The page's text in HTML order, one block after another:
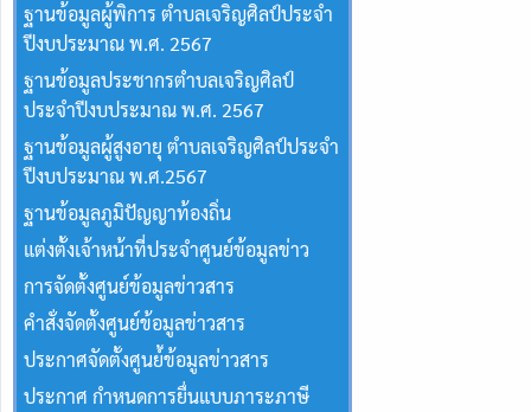
ฐานข้อมูลผู้พิการ ตำบลเจริญศิลป์ประจำ
ปีงบประมาณ พ.ศ. 2567
ฐานข้อมูลประชากรตำบลเจริญศิลป์
ประจำปีงบประมาณ พ.ศ. 2567
ฐานข้อมูลผู้สูงอายุ ตำบลเจริญศิลป์ประจำ
ปีงบประมาณ พ.ศ.2567
ฐานข้อมูลภูมิปัญญาท้องถิ่น
แต่งตั้งเจ้าหน้าที่ประจำศูนย์ข้อมูลข่าว
การจัดตั้งศูนย์ข้อมูลข่าวสาร
คำสั่งจัดตั้งศูนย์ข้อมูลข่าวสาร
ประกาศจัดตั้งศูนย์้ข้อมูลข่าวสาร
ประกาศ กำหนดการยื่นแบบภาระภาษี